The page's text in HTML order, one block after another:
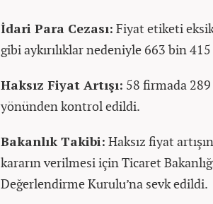
İdari Para Cezası: Fiyat etiketi
gibi aykırılıklar nedeniyle 663 bin
Haksız Fiyat Artışı: 58 firmada 289
yönünden kontrol edildi.
Bakanlık Takibi: Haksız fiyat
kararın verilmesi için Ticaret
Değerlendirme Kurulu’na sevk edildi.